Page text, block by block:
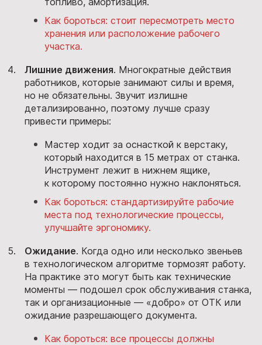
Как бороться: стоит пересмотреть место
хранения или расположение рабочего
участка.
Лишние движения. Многократные действия
работников, которые занимают силы и время,
но не обязательны. Звучит излишне
детализированно, поэтому лучше сразу
привести примеры:
Мастер ходит за оснасткой к верстаку,
который находится в 15 метрах от станка.
Инструмент лежит в нижнем ящике,
к которому постоянно нужно наклоняться.
Как бороться: стандартизируйте рабочие
места под технологические процессы,
улучшайте эргономику.
Ожидание. Когда одно или несколько звеньев
в технологическом алгоритме тормозят работу.
На практике это могут быть как технические
моменты — подошел срок обслуживания станка,
так и организационные — «добро» от ОТК или
ожидание разрешающего документа.
Как бороться: все процессы должны